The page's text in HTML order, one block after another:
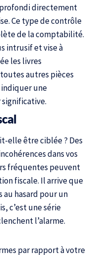
directement
Ce type de contrôle
de la comptabilité.
intrusif et vise à
les livres
autres pièces
une
elle être ciblée ? Des
dans vos
fréquentes peuvent
fiscale. Il arrive que
hasard pour un
c’est une série
l’alarme.
par rapport à votre